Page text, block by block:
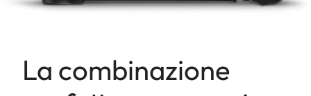
La combinazione